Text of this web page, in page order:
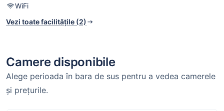
WiFi
Vezi toate facilitățile (2)
Camere disponibile
Alege perioada în bara de sus pentru a vedea camerele
și prețurile.